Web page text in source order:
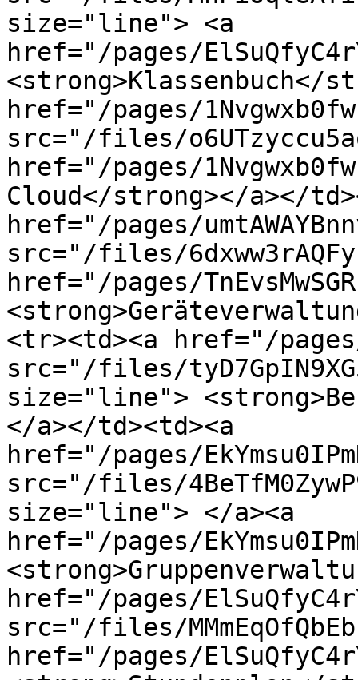
size="line"> <a
href="/pages/
<strong>Klassenbuch</
href="/pages/
src="/files/
href="/pages/
Cloud</strong></a></
href="/pages/
src="/files/
href="/pages/
<tr><td><a href="/pages/
src="/files/
size="line">
</a></td><td><a
href="/pages/
src="/files/
size="line"> </a><a
href="/pages/
href="/pages/
src="/files/
href="/pages/